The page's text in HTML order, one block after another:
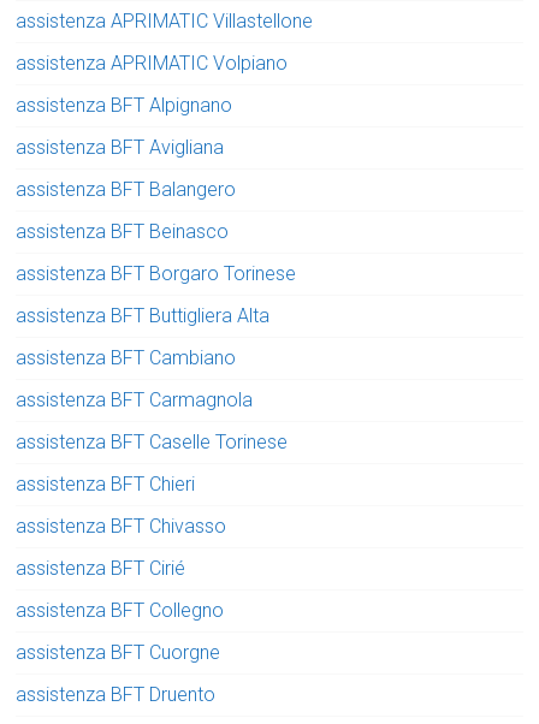
assistenza APRIMATIC Villastellone
assistenza APRIMATIC Volpiano
assistenza BFT Alpignano
assistenza BFT Avigliana
assistenza BFT Balangero
assistenza BFT Beinasco
assistenza BFT Borgaro Torinese
assistenza BFT Buttigliera Alta
assistenza BFT Cambiano
assistenza BFT Carmagnola
assistenza BFT Caselle Torinese
assistenza BFT Chieri
assistenza BFT Chivasso
assistenza BFT Cirié
assistenza BFT Collegno
assistenza BFT Cuorgne
assistenza BFT Druento